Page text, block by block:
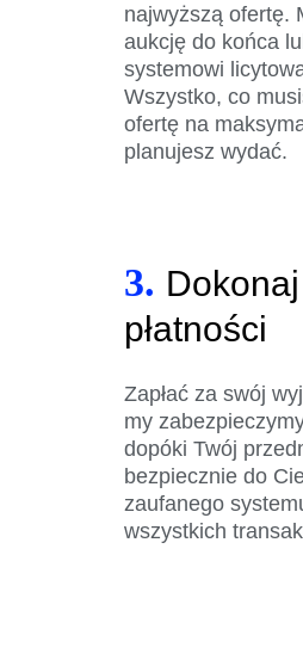
najwyższą ofertę.
aukcję do końca
systemowi
Wszystko, co
ofertę na
planujesz wydać.
3.
płatności
Zapłać za swój
my
dopóki Twój
bezpiecznie do
zaufanego
wszystkich